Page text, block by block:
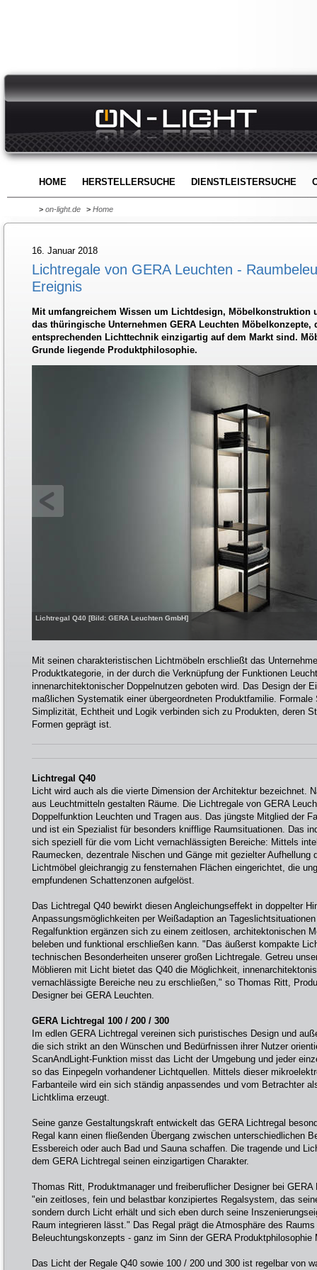
HOME HERSTELLERSUCHE DIENSTLEISTERSUCHE
> on-light.de > Home
16. Januar 2018
Lichtregale von GERA Leuchten -
Ereignis
Mit umfangreichem Wissen um Lichtdesign, Möbelkonstruktion
das thüringische Unternehmen GERA Leuchten
entsprechenden Lichttechnik einzigartig auf dem Markt sind.
Grunde liegende Produktphilosophie.
Lichtregal Q40 [Bild: GERA Leuchten GmbH]
Mit seinen charakteristischen Lichtmöbeln erschließt das
Produktkategorie, in der durch die Verknüpfung der Funktionen
innenarchitektonischer Doppelnutzen geboten wird. Das Design der
maßlichen Systematik einer übergeordneten Produktfamilie.
Simplizität, Echtheit und Logik verbinden sich zu Produkten, deren
Formen geprägt ist.
Lichtregal Q40
Licht wird auch als die vierte Dimension der Architektur bezeichnet.
aus Leuchtmitteln gestalten Räume. Die Lichtregale von GERA
Doppelfunktion Leuchten und Tragen aus. Das jüngste Mitglied der
und ist ein Spezialist für besonders knifflige Raumsituationen. Das
sich speziell für die vom Licht vernachlässigten Bereiche: Mittels
Raumecken, dezentrale Nischen und Gänge mit gezielter Aufhellung
Lichtmöbel gleichrangig zu fensternahen Flächen eingerichtet, die
empfundenen Schattenzonen aufgelöst.
Das Lichtregal Q40 bewirkt diesen Angleichungseffekt in doppelter
Anpassungsmöglichkeiten per Weißadaption an
Regalfunktion ergänzen sich zu einem zeitlosen, architektonischen
beleben und funktional erschließen kann. "Das äußerst kompakte
technischen Besonderheiten unserer großen Lichtregale. Getreu
Möblieren mit Licht bietet das Q40 die Möglichkeit,
vernachlässigte Bereiche neu zu erschließen," so Thomas Ritt,
Designer bei GERA Leuchten.
GERA Lichtregal 100 / 200 / 300
Im edlen GERA Lichtregal vereinen sich puristisches Design und
die sich strikt an den Wünschen und Bedürfnissen ihrer Nutzer
ScanAndLight-Funktion misst das Licht der Umgebung und jeder
so das Einpegeln vorhandener Lichtquellen. Mittels dieser
Farbanteile wird ein sich ständig anpassendes und vom Betrachter
Lichtklima erzeugt.
Seine ganze Gestaltungskraft entwickelt das GERA Lichtregal
Regal kann einen fließenden Übergang zwischen unterschiedlichen
Essbereich oder auch Bad und Sauna schaffen. Die tragende und
dem GERA Lichtregal seinen einzigartigen Charakter.
Thomas Ritt, Produktmanager und freiberuflicher Designer bei
"ein zeitloses, fein und belastbar konzipiertes Regalsystem, das
sondern durch Licht erhält und sich eben durch seine
Raum integrieren lässt." Das Regal prägt die Atmosphäre des
Beleuchtungskonzepts - ganz im Sinn der GERA Produktphilosophie
Das Licht der Regale Q40 sowie 100 / 200 und 300 ist regelbar von